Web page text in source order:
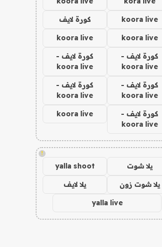
koora live كورة لايف
koora live
koora live
كورة لايف -
koora live
كورة لايف -
koora live
كورة لايف -
koora live
كورة لايف -
koora live
كورة لايف -
koora live
koora live
!
يلا شوت yalla shoot
يلا شوت زون يلا لايف
yalla live